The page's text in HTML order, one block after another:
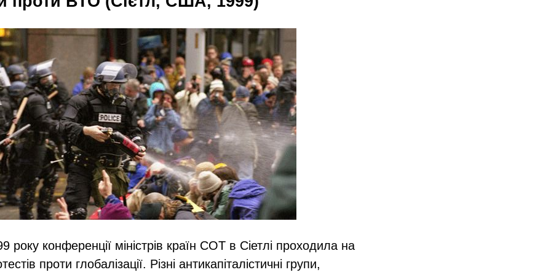
року конференції міністрів країн СОТ в Сіетлі проходила на
проти глобалізації. Різні антикапіталістичні групи,